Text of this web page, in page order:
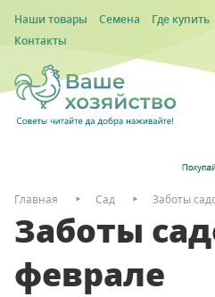
Наши товары Семена Где купить
Контакты
Главная Сад Заботы
Заботы
феврале